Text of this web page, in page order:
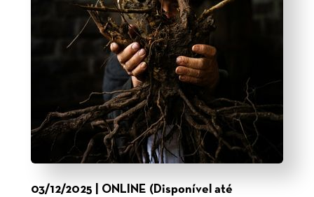
03/12/2025 | ONLINE (Disponível até